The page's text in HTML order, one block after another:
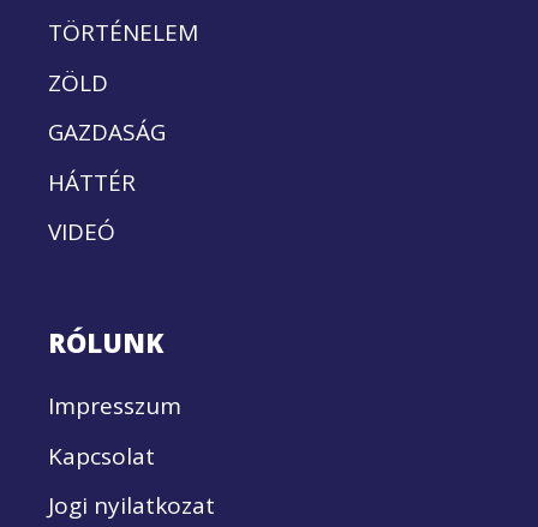
TÖRTÉNELEM
ZÖLD
GAZDASÁG
HÁTTÉR
VIDEÓ
RÓLUNK
Impresszum
Kapcsolat
Jogi nyilatkozat